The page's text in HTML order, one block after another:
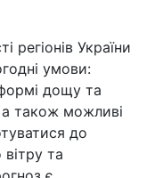
регіонів України
умови:
дощу та
а також можливі
до
та